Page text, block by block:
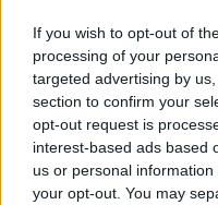
If you wish to opt-out of
processing of your
targeted advertising by
section to confirm your
opt-out request is
interest-based ads based
us or personal
your opt-out. You may